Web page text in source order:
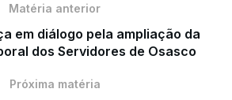
Matéria anterior
em diálogo pela ampliação da
dos Servidores de Osasco
Próxima matéria